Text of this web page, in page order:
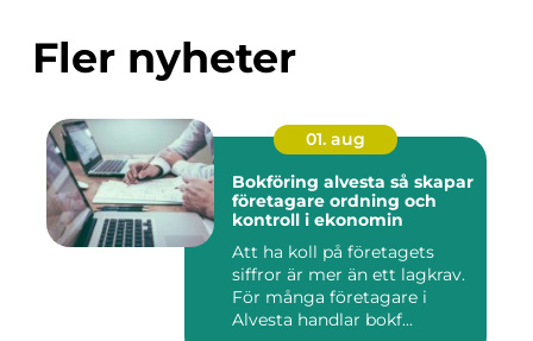
Fler nyheter
01. aug
Bokföring alvesta så skapar
företagare ordning och
kontroll i ekonomin
Att ha koll på företagets
siffror är mer än ett lagkrav.
För många företagare i
Alvesta handlar bokf...